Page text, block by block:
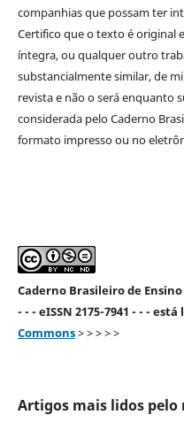
companhias que possam ter
Certifico que o texto é original
íntegra, ou qualquer outro
substancialmente similar, de
revista e não o será enquanto
considerada pelo Caderno
formato impresso ou no
Caderno Brasileiro de
- - - eISSN 2175-7941 - - -
Commons> > > > >
Artigos mais lidos pelo